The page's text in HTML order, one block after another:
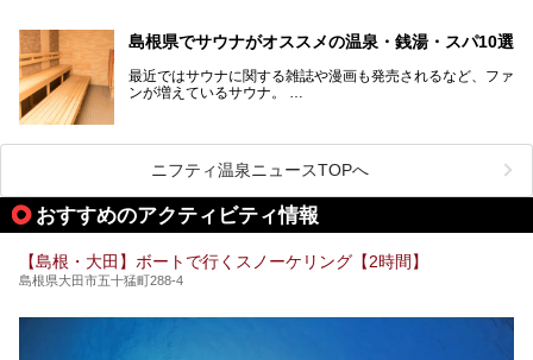
を経て現在のスタイルに辿り着いているのです。
か？
島根県でサウナがオススメの温泉・銭湯・スパ10選
最近ではサウナに関する雑誌や漫画も発売されるなど、ファ
ンが増えているサウナ。
しかしサウナは一口にサウナと言っても、ドライサウナ、ス
チームサウナ、塩サウナなどが存在し、施設によって様々な
今回はそんな今話題のサウナが楽しめる、島根県内にあるオ
ススメ温泉・銭湯・スパを10件まとめてご紹介します。
ニフティ温泉ニュースTOPへ
おすすめのアクティビティ情報
【島根・大田】ボートで行くスノーケリング【2時間】
島根県大田市五十猛町288-4